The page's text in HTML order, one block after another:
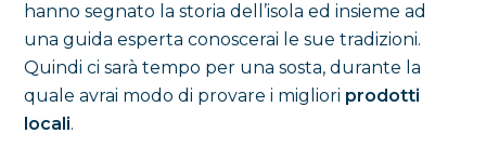
hanno segnato la storia dell’isola ed insieme ad
una guida esperta conoscerai le sue tradizioni.
Quindi ci sarà tempo per una sosta, durante la
quale avrai modo di provare i migliori prodotti
locali.